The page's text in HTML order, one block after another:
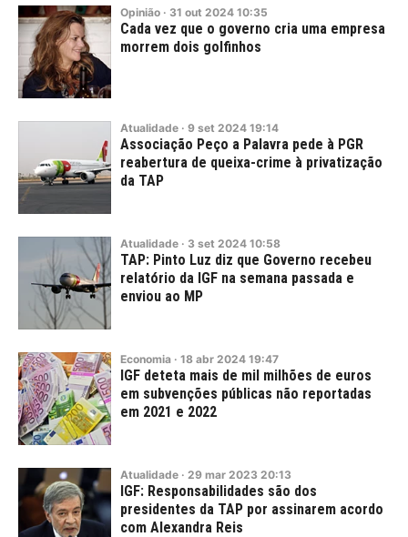
Opinião · 31 out 2024 10:35
Cada vez que o governo cria uma empresa
morrem dois golfinhos
Atualidade · 9 set 2024 19:14
Associação Peço a Palavra pede à PGR
reabertura de queixa-crime à privatização
da TAP
Atualidade · 3 set 2024 10:58
TAP: Pinto Luz diz que Governo recebeu
relatório da IGF na semana passada e
enviou ao MP
Economia · 18 abr 2024 19:47
IGF deteta mais de mil milhões de euros
em subvenções públicas não reportadas
em 2021 e 2022
Atualidade · 29 mar 2023 20:13
IGF: Responsabilidades são dos
presidentes da TAP por assinarem acordo
com Alexandra Reis